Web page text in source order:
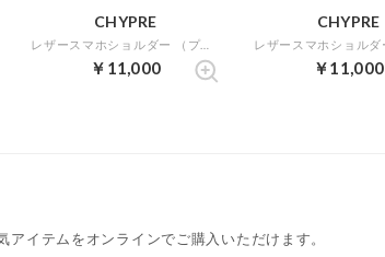
CHYPRE
￥11,000
CHYPRE
￥11,000
アイテムをオンラインでご購入いただけます。